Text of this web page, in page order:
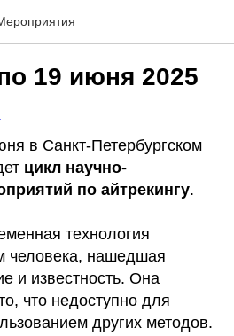
19 июня 2025
в Санкт-Петербургском
цикл научно-
по айтрекингу.
технология
человека, нашедшая
и известность. Она
что недоступно для
других методов.